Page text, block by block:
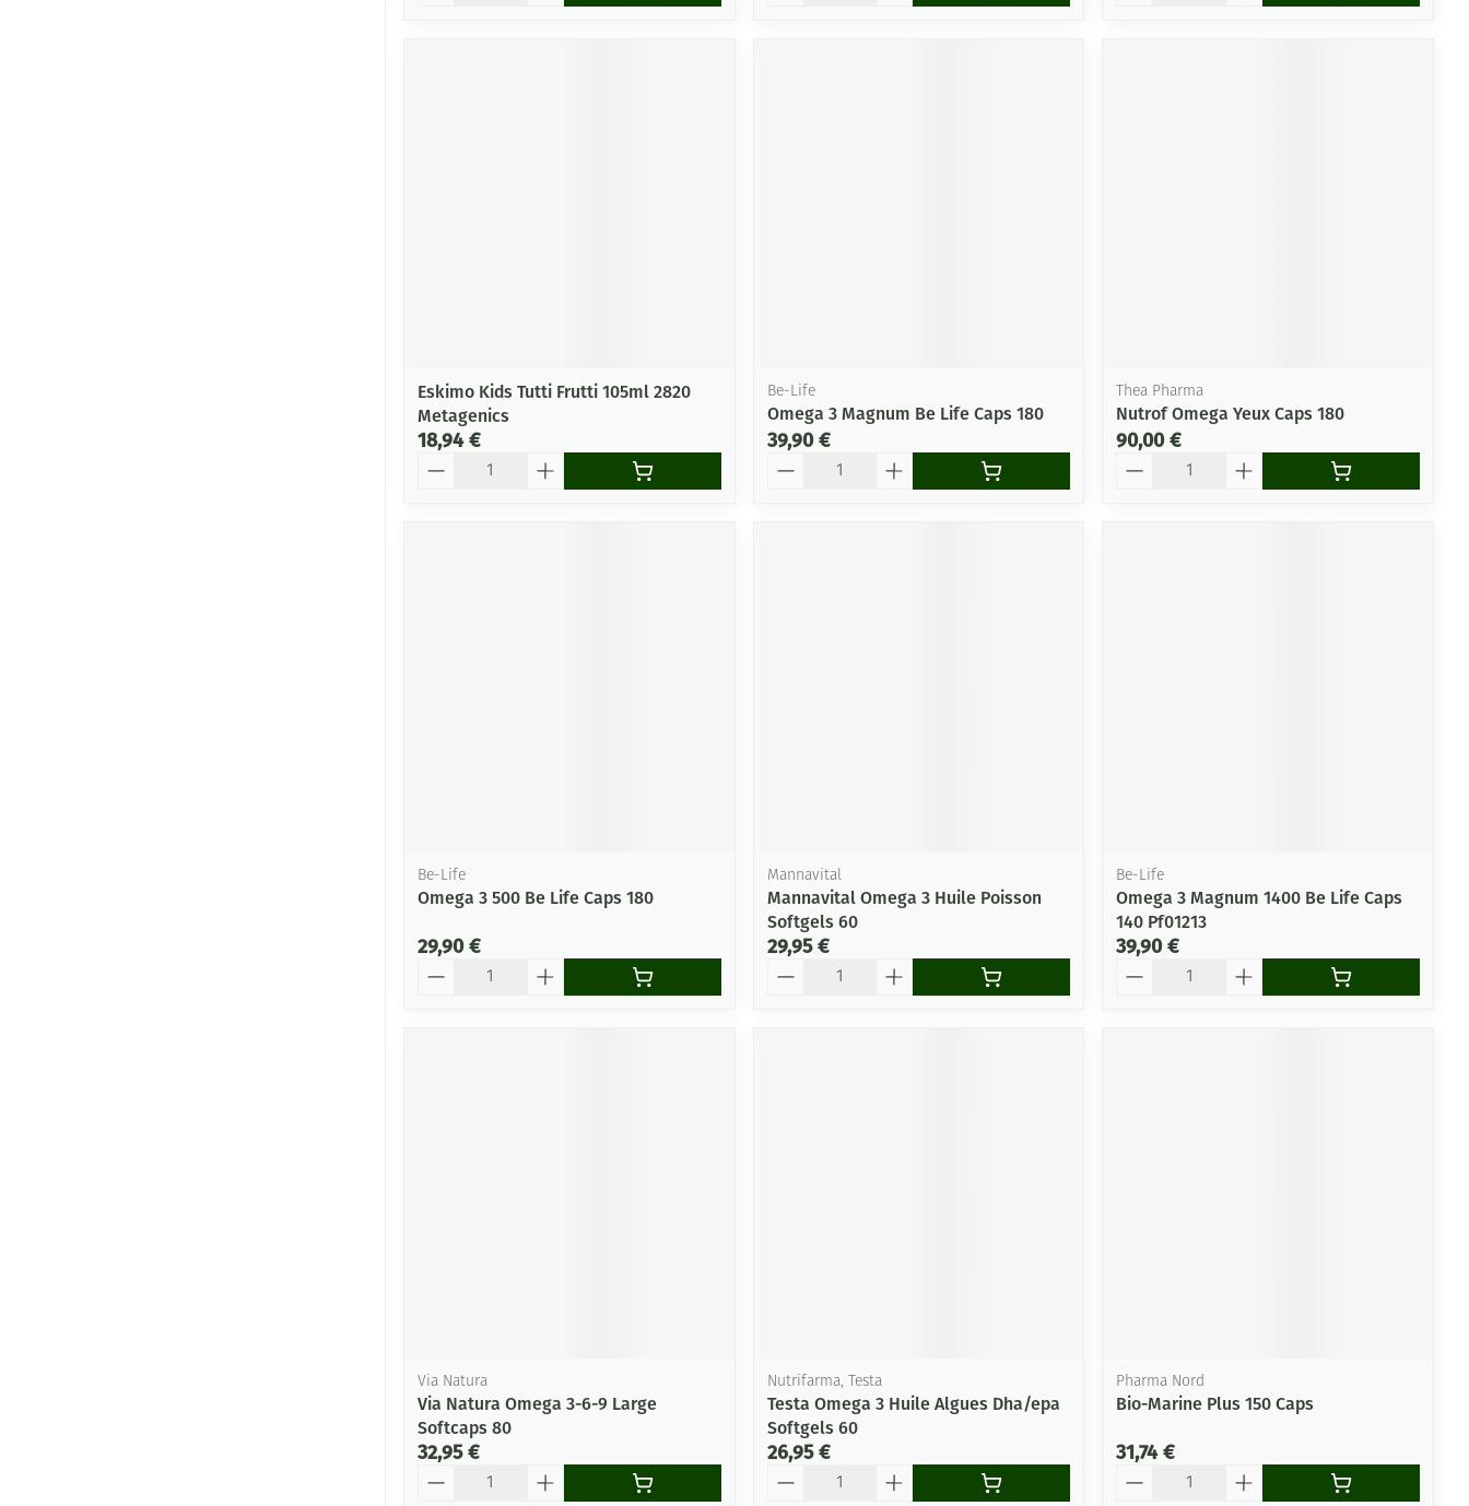
Eskimo Kids Tutti Frutti 105ml 2820
Metagenics
18,94 €
Be-Life
Omega 3 Magnum Be Life Caps 180
39,90 €
Thea Pharma
Nutrof Omega Yeux Caps 180
90,00 €
Be-Life
Omega 3 500 Be Life Caps 180
29,90 €
Mannavital
Mannavital Omega 3 Huile Poisson
Softgels 60
29,95 €
Be-Life
Omega 3 Magnum 1400 Be Life Caps
140 Pf01213
39,90 €
Via Natura
Via Natura Omega 3-6-9 Large
Softcaps 80
32,95 €
Nutrifarma, Testa
Testa Omega 3 Huile Algues Dha/epa
Softgels 60
26,95 €
Pharma Nord
Bio-Marine Plus 150 Caps
31,74 €